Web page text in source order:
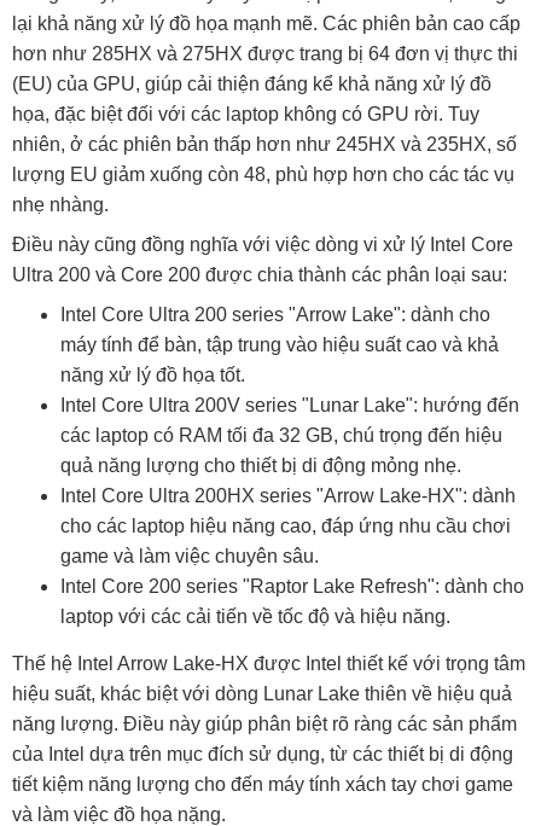
lại khả năng xử lý đồ họa mạnh mẽ. Các phiên bản cao cấp
hơn như 285HX và 275HX được trang bị 64 đơn vị thực thi
(EU) của GPU, giúp cải thiện đáng kể khả năng xử lý đồ
họa, đặc biệt đối với các laptop không có GPU rời. Tuy
nhiên, ở các phiên bản thấp hơn như 245HX và 235HX, số
lượng EU giảm xuống còn 48, phù hợp hơn cho các tác vụ
nhẹ nhàng.
Điều này cũng đồng nghĩa với việc dòng vi xử lý Intel Core
Ultra 200 và Core 200 được chia thành các phân loại sau:
Intel Core Ultra 200 series "Arrow Lake": dành cho
máy tính để bàn, tập trung vào hiệu suất cao và khả
năng xử lý đồ họa tốt.
Intel Core Ultra 200V series "Lunar Lake": hướng đến
các laptop có RAM tối đa 32 GB, chú trọng đến hiệu
quả năng lượng cho thiết bị di động mỏng nhẹ.
Intel Core Ultra 200HX series "Arrow Lake-HX": dành
cho các laptop hiệu năng cao, đáp ứng nhu cầu chơi
game và làm việc chuyên sâu.
Intel Core 200 series "Raptor Lake Refresh": dành cho
laptop với các cải tiến về tốc độ và hiệu năng.
Thế hệ Intel Arrow Lake-HX được Intel thiết kế với trọng tâm
hiệu suất, khác biệt với dòng Lunar Lake thiên về hiệu quả
năng lượng. Điều này giúp phân biệt rõ ràng các sản phẩm
của Intel dựa trên mục đích sử dụng, từ các thiết bị di động
tiết kiệm năng lượng cho đến máy tính xách tay chơi game
và làm việc đồ họa nặng.